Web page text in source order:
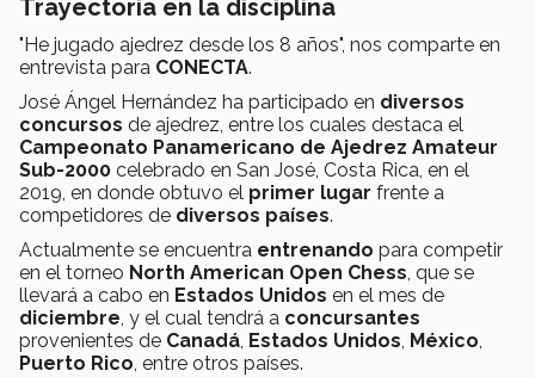
Trayectoria en la disciplina
"He jugado ajedrez desde los 8 años", nos comparte en
entrevista para CONECTA.
José Ángel Hernández ha participado en diversos
concursos de ajedrez, entre los cuales destaca el
Campeonato Panamericano de Ajedrez Amateur
Sub-2000 celebrado en San José, Costa Rica, en el
2019, en donde obtuvo el primer lugar frente a
competidores de diversos países.
Actualmente se encuentra entrenando para competir
en el torneo North American Open Chess, que se
llevará a cabo en Estados Unidos en el mes de
diciembre, y el cual tendrá a concursantes
provenientes de Canadá, Estados Unidos, México,
Puerto Rico, entre otros países.